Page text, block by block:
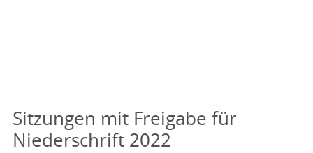
Sitzungen mit Freigabe für
Niederschrift 2022